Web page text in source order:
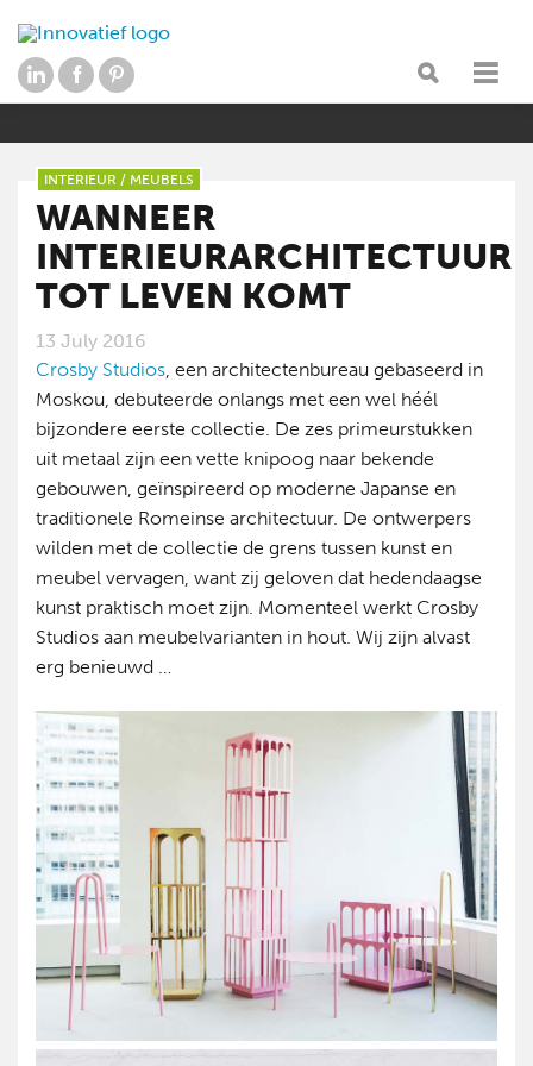
INTERIEUR / MEUBELS
WANNEER
INTERIEURARCHITECTUUR
TOT LEVEN KOMT
13 July 2016
Crosby Studios, een architectenbureau gebaseerd in
Moskou, debuteerde onlangs met een wel héél
bijzondere eerste collectie. De zes primeurstukken
uit metaal zijn een vette knipoog naar bekende
gebouwen, geïnspireerd op moderne Japanse en
traditionele Romeinse architectuur. De ontwerpers
wilden met de collectie de grens tussen kunst en
meubel vervagen, want zij geloven dat hedendaagse
kunst praktisch moet zijn. Momenteel werkt Crosby
Studios aan meubelvarianten in hout. Wij zijn alvast
erg benieuwd …